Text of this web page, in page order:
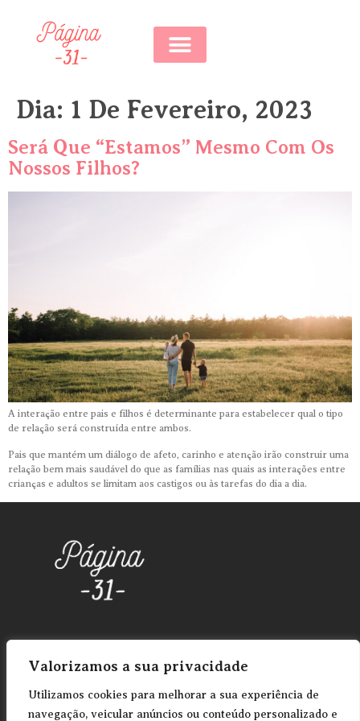
Valorizamos a sua privacidade
Utilizamos cookies para melhorar a sua experiência de
navegação, veicular anúncios ou conteúdo personalizado e
Dia: 1 De Fevereiro, 2023
Será Que “estamos” Mesmo Com Os
Nossos Filhos?
A interação entre pais e filhos é determinante para estabelecer qual o tipo
de relação será construída entre ambos.
Pais que mantém um diálogo de afeto, carinho e atenção irão construir uma
relação bem mais saudável do que as famílias nas quais as interações entre
crianças e adultos se limitam aos castigos ou às tarefas do dia a dia.
Termos e condições